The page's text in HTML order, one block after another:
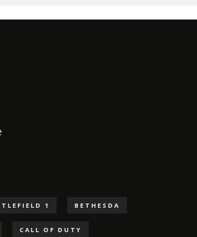
1 BETHESDA
CALL OF DUTY